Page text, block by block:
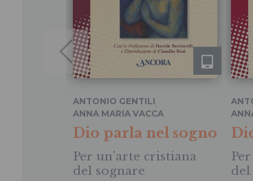
ANTONIO GENTILI,
ANNA MARIA VACCA
Dio parla nel sogno
Per un'arte cristiana
del sognare
del